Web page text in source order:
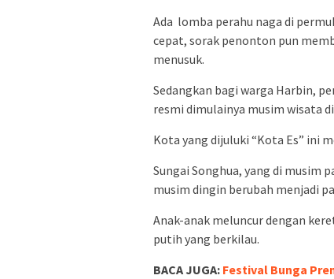
Ada lomba perahu naga di
cepat, sorak penonton pun
menusuk.
Sedangkan bagi warga Harbin,
resmi dimulainya musim wisata
Kota yang dijuluki “Kota Es” ini
Sungai Songhua, yang di musim
musim dingin berubah menjadi
Anak-anak meluncur dengan
putih yang berkilau.
BACA JUGA: Festival Bunga